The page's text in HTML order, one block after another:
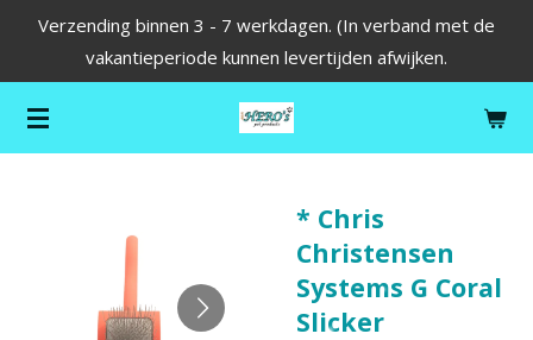
de
hoofdinhoud
Verzending binnen 3 - 7 werkdagen. (In verband met de
vakantieperiode kunnen levertijden afwijken.
* Chris
Christensen
Systems G Coral
Slicker